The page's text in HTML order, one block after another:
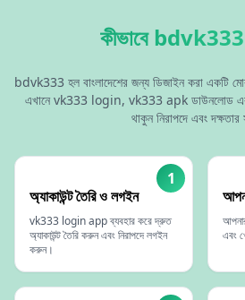
কীভাবে bdvk333
bdvk333 হল বাংলাদেশের জন্য ডিজাইন করা একটি
এখানে vk333 login, vk333 apk ডাউনলোড এবং
থাকুন নিরাপদে এবং দক্ষতার
1
অ্যাকাউন্ট তৈরি ও লগইন
vk333 login app ব্যবহার করে দ্রুত
অ্যাকাউন্ট তৈরি করুন এবং নিরাপদে লগইন
করুন।
এবং